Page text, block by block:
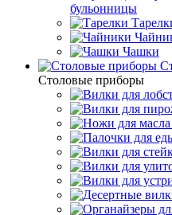
бульонницы
Чашки
Cтоловые приборы